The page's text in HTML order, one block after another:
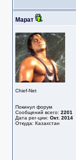
Марат
Chief-Net
Покинул форум
Сообщений всего: 2201
Дата рег-ции: Окт. 2014
Откуда: Казахстан